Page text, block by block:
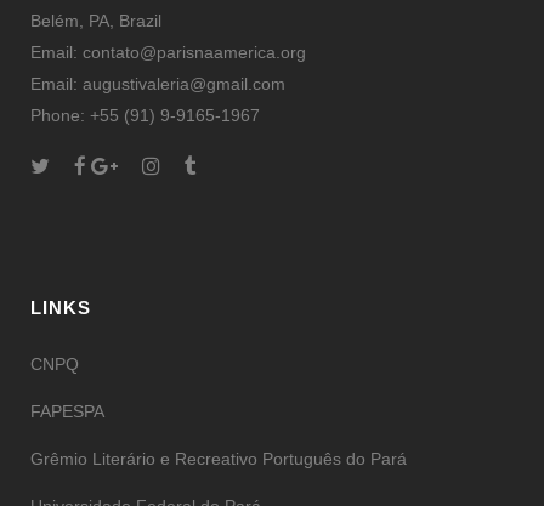
Belém, PA, Brazil
Email: contato@parisnaamerica.org
Email: augustivaleria@gmail.com
Phone: +55 (91) 9-9165-1967
LINKS
CNPQ
FAPESPA
Grêmio Literário e Recreativo Português do Pará